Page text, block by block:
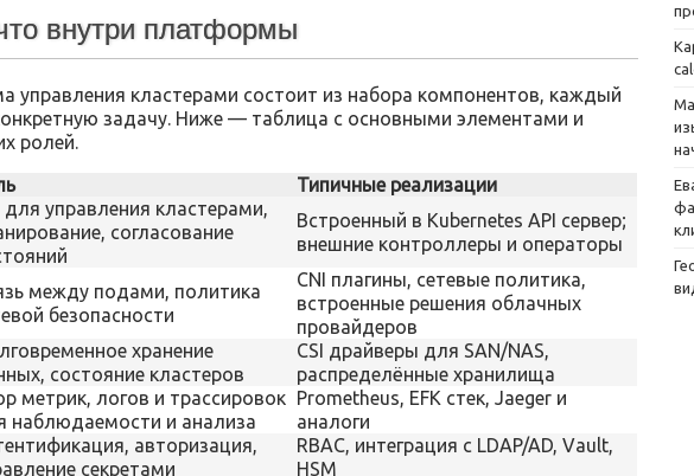
внутри платформы
управления кластерами состоит из набора компонентов, каждый
задачу. Ниже — таблица с основными элементами и
ролей.
Типичные реализации
для управления кластерами,
согласование
Встроенный в Kubernetes API сервер;
внешние контроллеры и операторы
между подами, политика
безопасности
CNI плагины, сетевые политикa,
встроенные решения облачных
провайдеров
хранение
состояние кластеров
CSI драйверы для SAN/NAS,
распределённые хранилища
метрик, логов и трассировок
наблюдаемости и анализа
Prometheus, EFK стек, Jaeger и
аналоги
авторизация,
секретами
RBAC, интеграция с LDAP/AD, Vault,
HSM